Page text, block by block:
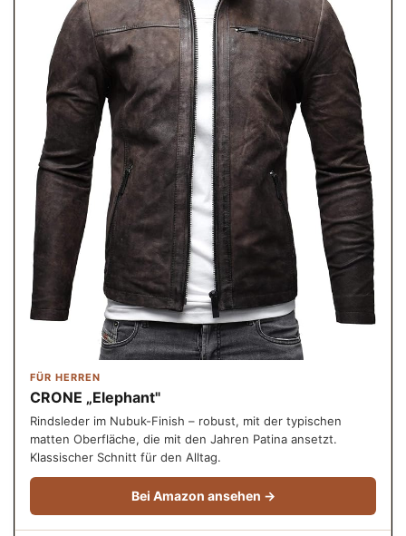
FÜR HERREN
CRONE „Elephant"
Rindsleder im Nubuk-Finish – robust, mit der typischen
matten Oberfläche, die mit den Jahren Patina ansetzt.
Klassischer Schnitt für den Alltag.
Bei Amazon ansehen →